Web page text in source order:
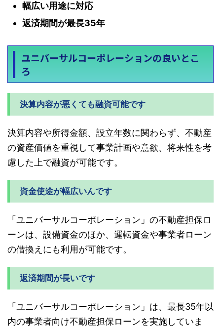
幅広い用途に対応
返済期間が最長35年
ユニバーサルコーポレーションの良いとこ
ろ
決算内容が悪くても融資可能です
決算内容や所得金額、設立年数に関わらず、不動産
の資産価値を重視して事業計画や意欲、将来性を考
慮した上で融資が可能です。
資金使途が幅広いんです
「ユニバーサルコーポレーション」の不動産担保ロ
ーンは、設備資金のほか、運転資金や事業者ローン
の借換えにも利用が可能です。
返済期間が長いです
「ユニバーサルコーポレーション」は、最長35年以
内の事業者向け不動産担保ローンを実施していま